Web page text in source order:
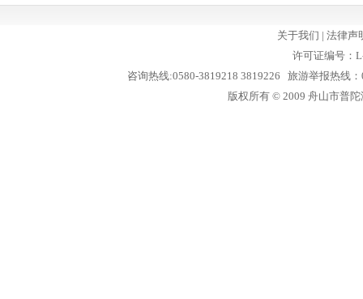
关于我们 | 法律声
许可证编号：
咨询热线:0580-3819218 3819226 旅游举报热线
版权所有 © 2009 舟山市普